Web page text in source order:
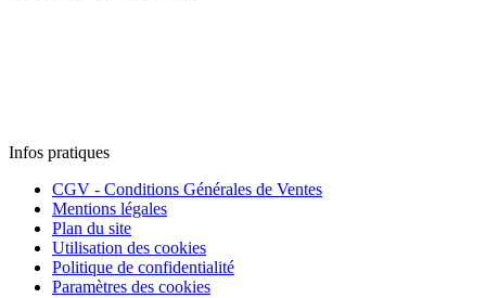
Infos pratiques
CGV - Conditions Générales de Ventes
Mentions légales
Plan du site
Utilisation des cookies
Politique de confidentialité
Paramètres des cookies